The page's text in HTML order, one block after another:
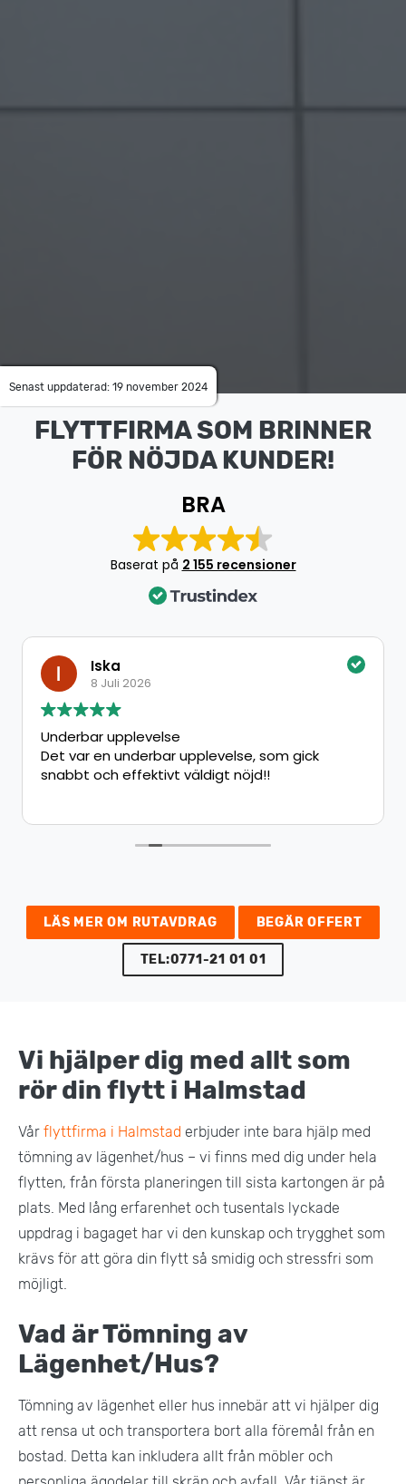
Senast uppdaterad: 19 november 2024
FLYTTFIRMA SOM BRINNER
FÖR NÖJDA KUNDER!
BRA
Baserat på 2 155 recensioner
Iska
8 Juli 2026
Underbar upplevelse
Det var en underbar upplevelse, som gick
snabbt och effektivt väldigt nöjd!!
LÄS MER OM RUTAVDRAG BEGÄR OFFERT
TEL:0771-21 01 01
Vi hjälper dig med allt som
rör din flytt i Halmstad
Vår flyttfirma i Halmstad erbjuder inte bara hjälp med
tömning av lägenhet/hus – vi finns med dig under hela
flytten, från första planeringen till sista kartongen är på
plats. Med lång erfarenhet och tusentals lyckade
uppdrag i bagaget har vi den kunskap och trygghet som
krävs för att göra din flytt så smidig och stressfri som
möjligt.
Vad är Tömning av
Lägenhet/Hus?
Tömning av lägenhet eller hus innebär att vi hjälper dig
att rensa ut och transportera bort alla föremål från en
bostad. Detta kan inkludera allt från möbler och